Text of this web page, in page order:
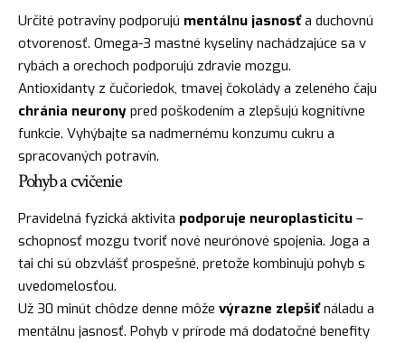
Určité potraviny podporujú mentálnu jasnosťa duchovnú
otvorenosť. Omega-3 mastné kyseliny nachádzajúce sa v
rybách a orechoch podporujú zdravie mozgu.
Antioxidanty z čučoriedok, tmavej čokolády a zeleného čaju
chránia neurony pred poškodením a zlepšujú kognitívne
funkcie. Vyhýbajte sa nadmernému konzumu cukru a
spracovaných potravín.
Pohyb a cvičenie
Pravidelná fyzická aktivita podporuje neuroplasticitu –
schopnosť mozgu tvoriť nové neurónové spojenia. Joga a
tai chi sú obzvlášť prospešné, pretože kombinujú pohyb s
uvedomelosťou.
Už 30 minút chôdze denne môže výrazne zlepšiťnáladu a
mentálnu jasnosť. Pohyb v prírode má dodatočné benefity